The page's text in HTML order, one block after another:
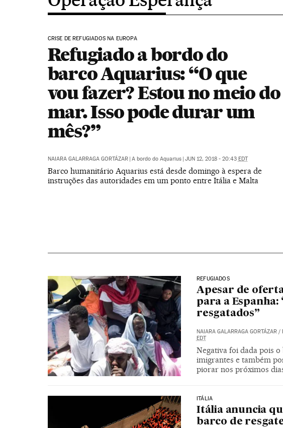
CRISE DE REFUGIADOS NA EUROPA
Refugiado a bordo do
barco Aquarius: “O que
vou fazer? Estou no meio do
mar. Isso pode durar um
mês?”
NAIARA GALARRAGA GORTÁZAR | A bordo do Aquarius | JUN 12, 2018 - 20:43 EDT
Barco humanitário Aquarius está desde domingo à espera de
instruções das autoridades em um ponto entre Itália e Malta
REFUGIADOS
Apesar de
para a Espanha:
resgatados”
NAIARA GALARRAGA GORTÁZAR/
EDT
Negativa foi dada pois
imigrantes e também
piorar nos próximos
ITÁLIA
Itália anuncia
barco de